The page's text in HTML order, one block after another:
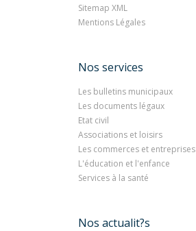
Sitemap XML
Mentions Légales
Nos services
Les bulletins municipaux
Les documents légaux
Etat civil
Associations et loisirs
Les commerces et entreprises
L'éducation et l'enfance
Services à la santé
Nos actualit?s